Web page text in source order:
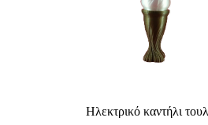
Ηλεκτρικό καντήλι